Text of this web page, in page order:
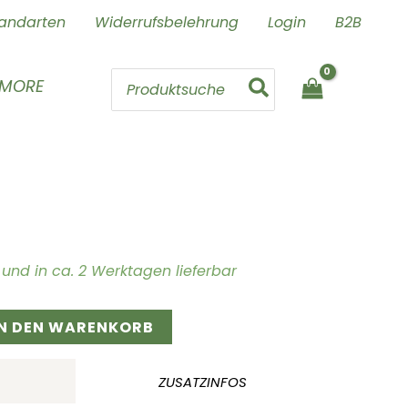
Widerrufsbelehrung Login B2B
Search
in ca. 2 Werktagen lieferbar
DEN WARENKORB
ZUSATZINFOS